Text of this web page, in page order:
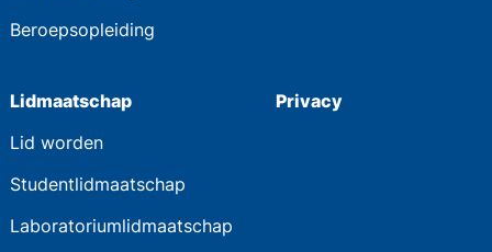
Beroepsopleiding
Lidmaatschap
Lid worden
Studentlidmaatschap
Laboratoriumlidmaatschap
Privacy